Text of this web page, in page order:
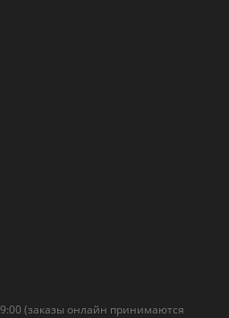
(заказы онлайн принимаются